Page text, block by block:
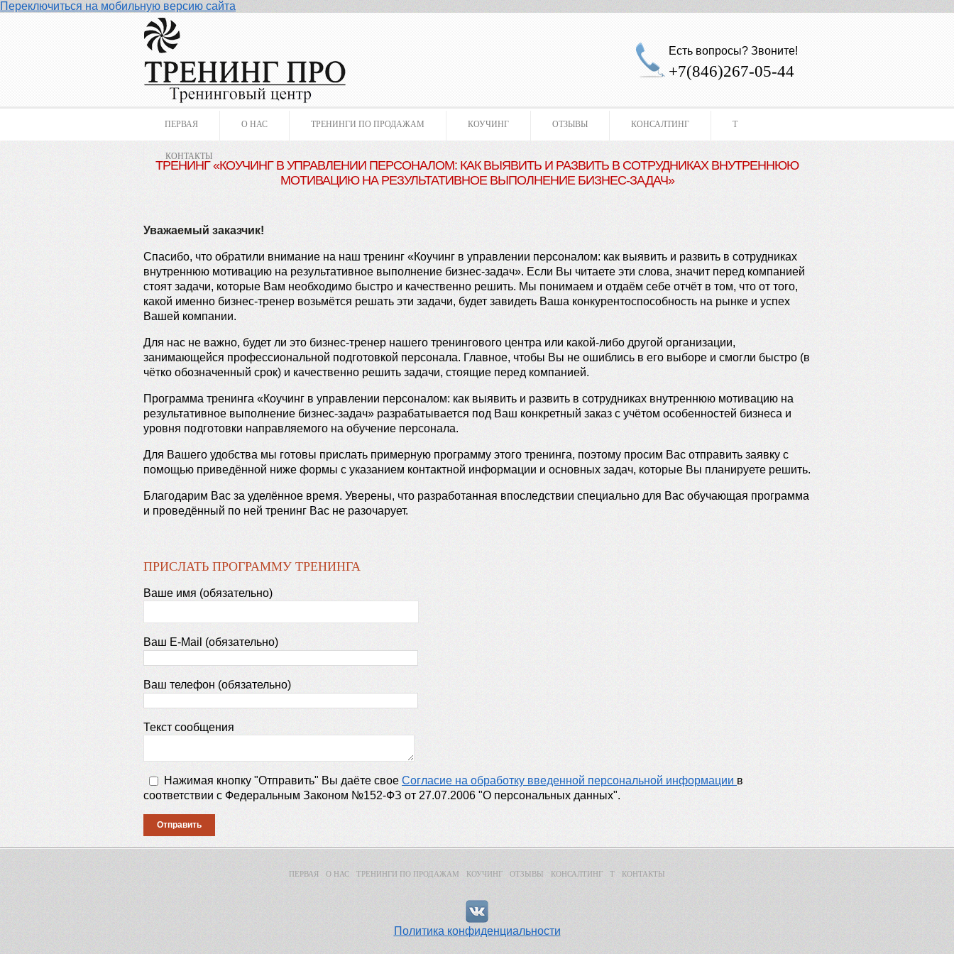
Переключиться на мобильную версию сайта
Есть вопросы? Звоните!
+7(846)267-05-44
ПЕРВАЯ О НАС ТРЕНИНГИ ПО ПРОДАЖАМ КОУЧИНГ ОТЗЫВЫ КОНСАЛТИНГ Т
КОНТАКТЫ
ТРЕНИНГ «КОУЧИНГ В УПРАВЛЕНИИ ПЕРСОНАЛОМ: КАК ВЫЯВИТЬ И РАЗВИТЬ В СОТРУДНИКАХ ВНУТРЕННЮЮ
МОТИВАЦИЮ НА РЕЗУЛЬТАТИВНОЕ ВЫПОЛНЕНИЕ БИЗНЕС-ЗАДАЧ»
Уважаемый заказчик!
Спасибо, что обратили внимание на наш тренинг «Коучинг в управлении персоналом: как выявить и развить в сотрудниках
внутреннюю мотивацию на результативное выполнение бизнес-задач». Если Вы читаете эти слова, значит перед компанией
стоят задачи, которые Вам необходимо быстро и качественно решить. Мы понимаем и отдаём себе отчёт в том, что от того,
какой именно бизнес-тренер возьмётся решать эти задачи, будет завидеть Ваша конкурентоспособность на рынке и успех
Вашей компании.
Для нас не важно, будет ли это бизнес-тренер нашего тренингового центра или какой-либо другой организации,
занимающейся профессиональной подготовкой персонала. Главное, чтобы Вы не ошиблись в его выборе и смогли быстро (в
чётко обозначенный срок) и качественно решить задачи, стоящие перед компанией.
Программа тренинга «Коучинг в управлении персоналом: как выявить и развить в сотрудниках внутреннюю мотивацию на
результативное выполнение бизнес-задач» разрабатывается под Ваш конкретный заказ с учётом особенностей бизнеса и
уровня подготовки направляемого на обучение персонала.
Для Вашего удобства мы готовы прислать примерную программу этого тренинга, поэтому просим Вас отправить заявку с
помощью приведённой ниже формы с указанием контактной информации и основных задач, которые Вы планируете решить.
Благодарим Вас за уделённое время. Уверены, что разработанная впоследствии специально для Вас обучающая программа
и проведённый по ней тренинг Вас не разочарует.
ПРИСЛАТЬ ПРОГРАММУ ТРЕНИНГА
Ваше имя (обязательно)
Ваш E-Mail (обязательно)
Ваш телефон (обязательно)
Текст сообщения
Нажимая кнопку "Отправить" Вы даёте свое Согласие на обработку введенной персональной информации в
соответствии с Федеральным Законом №152-ФЗ от 27.07.2006 "О персональных данных".
ПЕРВАЯ О НАС ТРЕНИНГИ ПО ПРОДАЖАМ КОУЧИНГ ОТЗЫВЫ КОНСАЛТИНГ Т КОНТАКТЫ
Политика конфиденциальности